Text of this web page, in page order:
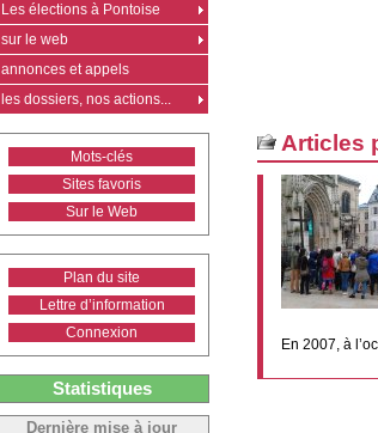
Articles
En 2007, à
Les élections à Pontoise
sur le web
annonces et appels
les dossiers, nos actions...
Mots-clés
Sites favoris
Sur le Web
Plan du site
Lettre d’information
Connexion
Statistiques
Dernière mise à jour